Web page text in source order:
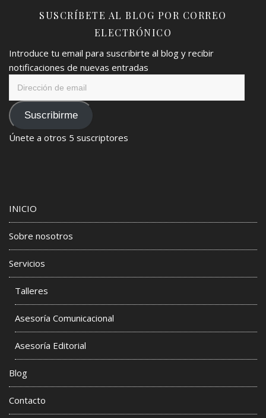
SUSCRÍBETE AL BLOG POR CORREO
ELECTRÓNICO
Introduce tu email para suscribirte al blog y recibir
notificaciones de nuevas entradas
emailSuscribirme
Únete a otros 5 suscriptores
INICIO
Sobre nosotros
Servicios
Talleres
Asesoría Comunicacional
Asesoría Editorial
Blog
Contacto